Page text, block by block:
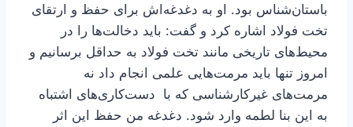
باستان‌شناس بود. او به دغدغه‌اش برای حفظ و ارتقای
تخت فولاد اشاره کرد و گفت: باید دخالت‌ها را در
محیط‌های تاریخی مانند تخت فولاد به حداقل برسانیم و
امروز تنها باید مرمت‌هایی علمی انجام داد نه
مرمت‌های غیرکارشناسی که با دست‌کاری­‌های اشتباه
به این بنا لطمه وارد شود. دغدغه من حفظ این اثر